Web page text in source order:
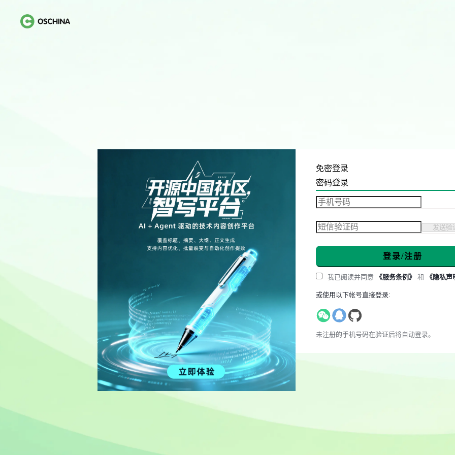
免密登录
密码登录
发送验
登录/注册
我已阅读并同意 《服务条例》 和 《隐私声
或使用以下帐号直接登录:
未注册的手机号码在验证后将自动登录。